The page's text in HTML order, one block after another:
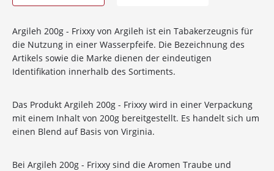
Argileh 200g - Frixxy von Argileh ist ein Tabakerzeugnis für
die Nutzung in einer Wasserpfeife. Die Bezeichnung des
Artikels sowie die Marke dienen der eindeutigen
Identifikation innerhalb des Sortiments.
Das Produkt Argileh 200g - Frixxy wird in einer Verpackung
mit einem Inhalt von 200g bereitgestellt. Es handelt sich um
einen Blend auf Basis von Virginia.
Bei Argileh 200g - Frixxy sind die Aromen Traube und